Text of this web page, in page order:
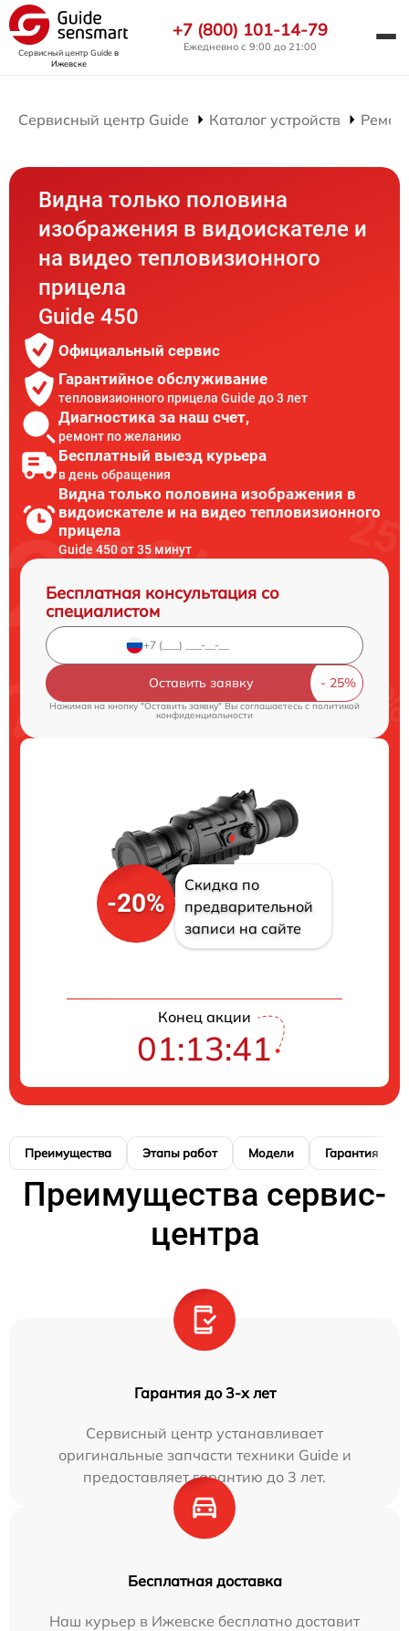
Сервисный центр Guideв
Ижевске
+7 (800) 101-14-79
Ежедневно с 9:00 до 21:00
Сервисный центр Guide Каталог устройств
Видна только половина
изображения в видоискателе и
на видео тепловизионного
прицела
Guide 450
Официальный сервис
Гарантийное обслуживание
тепловизионного прицела Guide до 3 лет
Диагностика за наш счет,
ремонт по желанию
Бесплатный выезд курьера
в день обращения
Видна только половина изображения в
видоискателе и на видео тепловизионного
прицела
Guide 450 от 35 минут
Бесплатная консультация со
специалистом
Оставить заявку
Нажимая на кнопку "Оставить заявку" Вы соглашаетесь cполитикой
конфиденциальности
-20%
Скидка по
предварительной
записи на сайте
Конец акции
01:13:41
Преимущества Этапы работ Модели Гарантия
Преимущества сервис-
центра
Гарантия до 3-х лет
Сервисный центр устанавливает
оригинальные запчасти техники Guide и
предоставляет гарантию до 3 лет.
Бесплатная доставка
Наш курьер в Ижевске бесплатно доставит